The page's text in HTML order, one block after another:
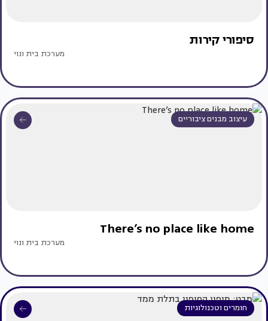
סיפורי קירות
מערכת בית ונוי
עיצוב מבנים ציבוריים
There’s no place like home
מערכת בית ונוי
חומרים וטכנולוגיות